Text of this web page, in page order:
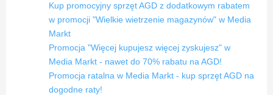
Kup promocyjny sprzęt AGD z dodatkowym rabatem
w promocji "Wielkie wietrzenie magazynów" w Media
Markt
Promocja "Więcej kupujesz więcej zyskujesz" w
Media Markt - nawet do 70% rabatu na AGD!
Promocja ratalna w Media Markt - kup sprzęt AGD na
dogodne raty!